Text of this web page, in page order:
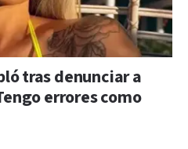
tras denunciar a
errores como